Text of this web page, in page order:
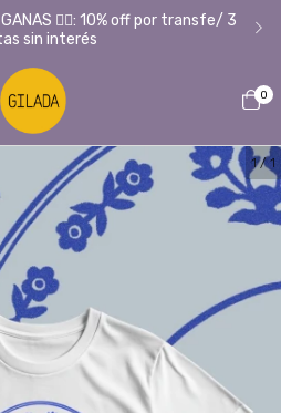
GANAS ❤️‍🔥: 10% off por transfe/ 3
sin interés
0
1/ 1